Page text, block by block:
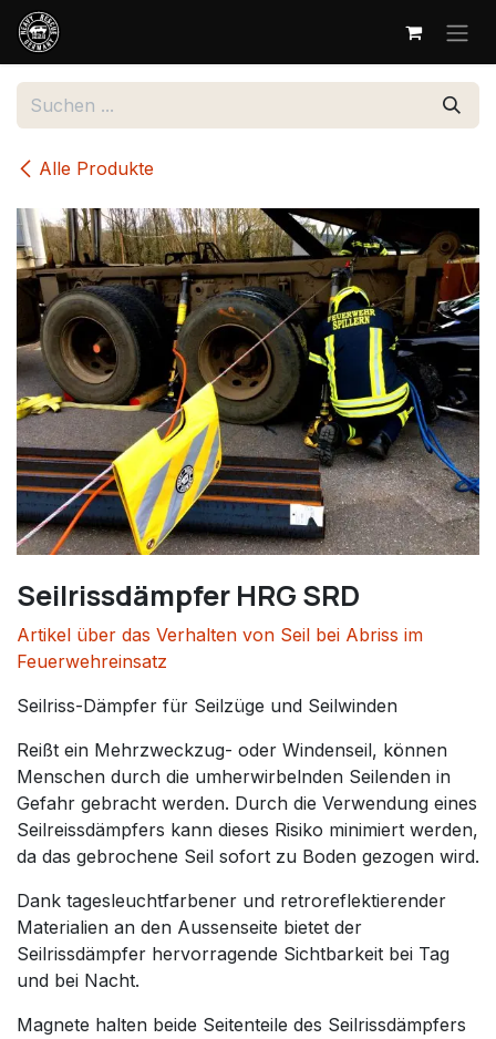
Zum Inhalt springen
Alle Produkte
Seilrissdämpfer HRG SRD
Artikel über das Verhalten von Seil bei Abriss im
Feuerwehreinsatz
Seilriss-Dämpfer für Seilzüge und Seilwinden
Reißt ein Mehrzweckzug- oder Windenseil, können
Menschen durch die umherwirbelnden Seilenden in
Gefahr gebracht werden. Durch die Verwendung eines
Seilreissdämpfers kann dieses Risiko minimiert werden,
da das gebrochene Seil sofort zu Boden gezogen wird.
Dank tagesleuchtfarbener und retroreflektierender
Materialien an den Aussenseite bietet der
Seilrissdämpfer hervorragende Sichtbarkeit bei Tag
und bei Nacht.
Magnete halten beide Seitenteile des Seilrissdämpfers